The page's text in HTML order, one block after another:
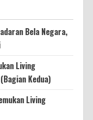
Bela Negara,
Living
Kedua)
Living